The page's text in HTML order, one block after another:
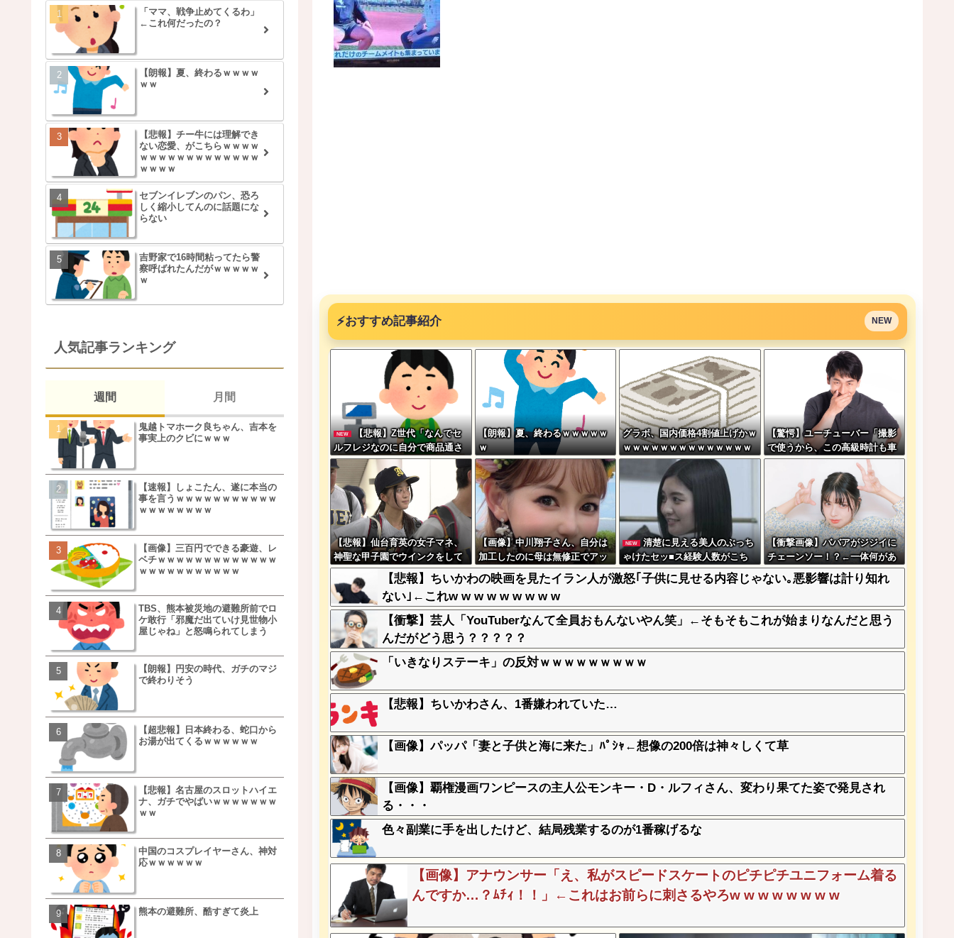
⚡おすすめ記事紹介 NEW
NEW
【悲報】Z世代「なんでセ
ルフレジなのに自分で商品通さ
ないといけないんだ」
【朗報】夏、終わるｗｗｗｗｗ
ｗ
グラボ、国内価格4割値上げかｗ
ｗｗｗｗｗｗｗｗｗｗｗｗｗｗ
ｗ
【驚愕】ユーチューバー「撮影
で使うから、この高級時計も車
もぜ～んぶ経費でタダ！ｗ」←
まさかコレ本気にしてる奴なん
ておらんよな？よな？w w w w
w w w w w w w
【悲報】仙台育英の女子マネ、
神聖な甲子園でウインクをして
しまう
【画像】中川翔子さん、自分は
加工したのに母は無修正でアッ
プしてしまう
NEW
清楚に見える美人のぶっち
ゃけたセッ■ス経験人数がこち
らwwwwwwww
【衝撃画像】ババアがジジイに
チェーンソー！？←一体何があ
ったんやコレw w w w w w w w
w
【悲報】ちいかわの映画を見たイラン人が激怒｢子供に見せる内容じゃない｡悪影響は計り知れ
ない｣←これw w w w w w w w w
【衝撃】芸人「YouTuberなんて全員おもんないやん笑」←そもそもこれが始まりなんだと思う
んだがどう思う？？？？？
「いきなりステーキ」の反対ｗｗｗｗｗｗｗｗｗ
【悲報】ちいかわさん、1番嫌われていた…
【画像】パッパ「妻と子供と海に来た」ﾊﾟｼｬ←想像の200倍は神々しくて草
【画像】覇権漫画ワンピースの主人公モンキー・D・ルフィさん、変わり果てた姿で発見され
る・・・
色々副業に手を出したけど、結局残業するのが1番稼げるな
【画像】アナウンサー「え、私がスピードスケートのピチピチユニフォーム着る
んですか…？ﾑﾁｨ！！」←これはお前らに刺さるやろw w w w w w w w
「ママ、戦争止めてくるわ」
←これ何だったの？
【朗報】夏、終わるｗｗｗｗ
ｗｗ
【悲報】チー牛には理解でき
ない恋愛、がこちらｗｗｗｗ
ｗｗｗｗｗｗｗｗｗｗｗｗｗ
ｗｗｗｗ
セブンイレブンのパン、恐ろ
しく縮小してんのに話題にな
らない
吉野家で16時間粘ってたら警
察呼ばれたんだがｗｗｗｗｗ
ｗ
人気記事ランキング
週間
鬼越トマホーク良ちゃん、吉本を
事実上のクビにｗｗｗ
【速報】しょこたん、遂に本当の
事を言うｗｗｗｗｗｗｗｗｗｗｗ
ｗｗｗｗｗｗｗｗ
【画像】三百円でできる豪遊、レ
ベチｗｗｗｗｗｗｗｗｗｗｗｗｗ
ｗｗｗｗｗｗｗｗｗｗｗ
TBS、熊本被災地の避難所前でロ
ケ敢行「邪魔だ出ていけ見世物小
屋じゃね」と怒鳴られてしまう
【朗報】円安の時代、ガチのマジ
で終わりそう
【超悲報】日本終わる、蛇口から
お湯が出てくるｗｗｗｗｗｗ
【悲報】名古屋のスロットハイエ
ナ、ガチでやばいｗｗｗｗｗｗｗ
ｗｗ
中国のコスプレイヤーさん、神対
応ｗｗｗｗｗｗ
熊本の避難所、酷すぎて炎上
月間
松本若菜(42歳)とかいう突然現れ
た美人おばさん女優ｗｗｗｗｗｗ
鬼越トマホーク良ちゃん、吉本を
事実上のクビにｗｗｗ
【画像】キモいオジサンが着てる
服一覧がこちらｗｗｗｗｗｗｗｗ
ｗ
【速報】しょこたん、遂に本当の
事を言うｗｗｗｗｗｗｗｗｗｗｗ
ｗｗｗｗｗｗｗｗ
【朗報】NOギルティ炭酸、登場
【画像】例の梨を5000個失った農
家さん、少し流れが変わってくる
【悲報】日本、ついに駅そばの値
段が限界突破ｗｗｗｗｗｗｗｗｗ
【悲報】すき家、炎上ｗｗｗｗｗ
ｗｗｗｗｗｗｗｗｗｗｗｗｗｗｗ
【画像】三百円でできる豪遊、レ
ベチｗｗｗｗｗｗｗｗｗｗｗｗｗ